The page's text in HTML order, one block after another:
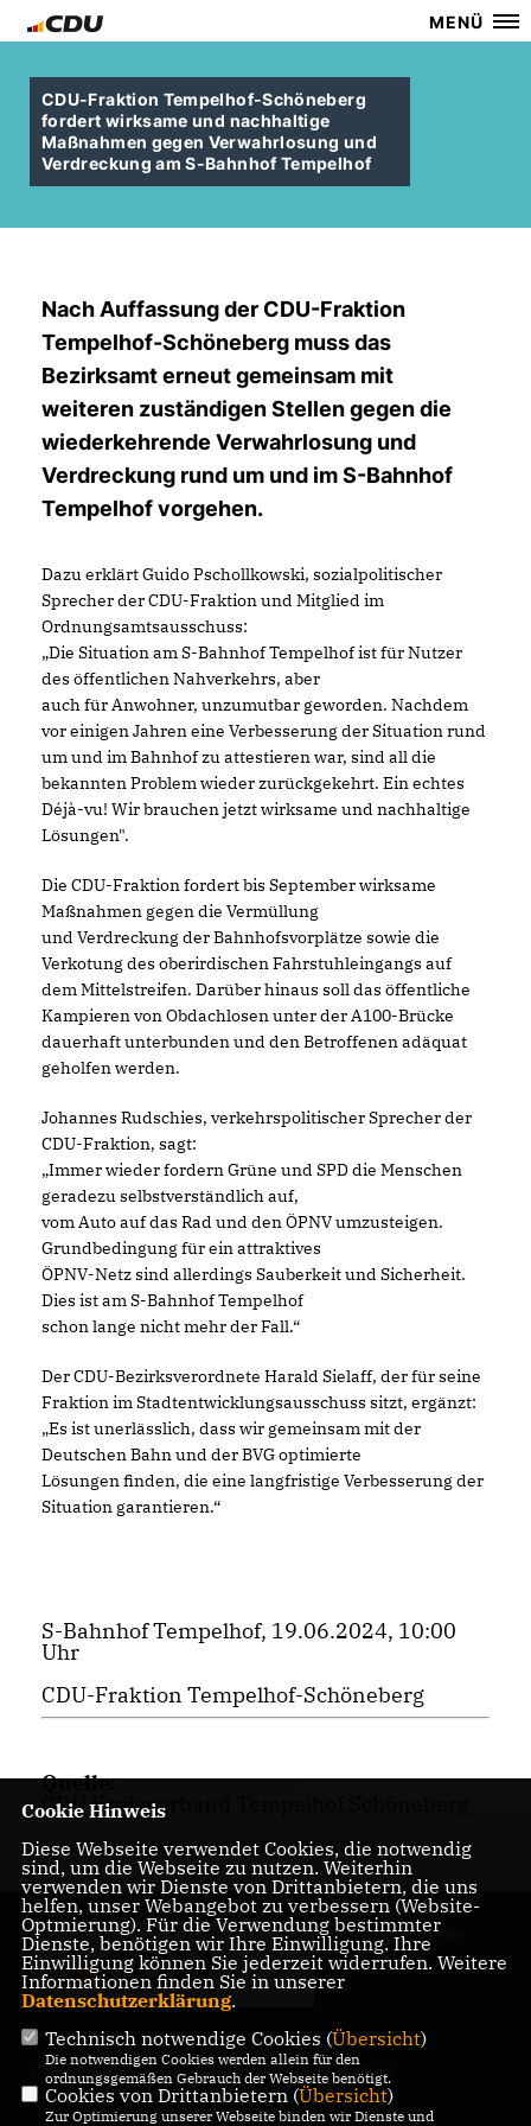
MENÜ
CDU-Fraktion Tempelhof-Schöneberg
fordert wirksame und nachhaltige
Maßnahmen gegen Verwahrlosung und
Verdreckung am S-Bahnhof Tempelhof
Nach Auffassung der CDU-Fraktion
Tempelhof-Schöneberg muss das
Bezirksamt erneut gemeinsam mit
weiteren zuständigen Stellen gegen die
wiederkehrende Verwahrlosung und
Verdreckung rund um und im S-Bahnhof
Tempelhof vorgehen.
Dazu erklärt Guido Pschollkowski, sozialpolitischer
Sprecher der CDU-Fraktion und Mitglied im
Ordnungsamtsausschuss:
Die Situation am S-Bahnhof Tempelhof ist für Nutzer
des öffentlichen Nahverkehrs, aber
auch für Anwohner, unzumutbar geworden. Nachdem
vor einigen Jahren eine Verbesserung der Situation rund
um und im Bahnhof zu attestieren war, sind all die
bekannten Problem wieder zurückgekehrt. Ein echtes
Déjà-vu! Wir brauchen jetzt wirksame und nachhaltige
Lösungen".
Die CDU-Fraktion fordert bis September wirksame
Maßnahmen gegen die Vermüllung
und Verdreckung der Bahnhofsvorplätze sowie die
Verkotung des oberirdischen Fahrstuhleingangs auf
dem Mittelstreifen. Darüber hinaus soll das öffentliche
Kampieren von Obdachlosen unter der A100-Brücke
dauerhaft unterbunden und den Betroffenen adäquat
geholfen werden.
Johannes Rudschies, verkehrspolitischer Sprecher der
CDU-Fraktion, sagt:
Immer wieder fordern Grüne und SPD die Menschen
geradezu selbstverständlich auf,
vom Auto auf das Rad und den ÖPNV umzusteigen.
Grundbedingung für ein attraktives
ÖPNV-Netz sind allerdings Sauberkeit und Sicherheit.
Dies ist am S-Bahnhof Tempelhof
schon lange nicht mehr der Fall.“
Der CDU-Bezirksverordnete Harald Sielaff, der für seine
Fraktion im Stadtentwicklungsausschuss sitzt, ergänzt:
Es ist unerlässlich, dass wir gemeinsam mit der
Deutschen Bahn und der BVG optimierte
Lösungen finden, die eine langfristige Verbesserung der
Situation garantieren.“
S-Bahnhof Tempelhof, 19.06.2024, 10:00
Uhr
CDU-Fraktion Tempelhof-Schöneberg
Quelle:
CDU Kreisverband Tempelhof Schöneberg
GESUNDHEIT,SOZIALES,VERKEHR
Internetseite der
CDU Friedenau
IMPRESSUM DATENSCHUTZ KONTAKT
Cookie Hinweis
Diese Webseite verwendet Cookies, die notwendig
sind, um die Webseite zu nutzen. Weiterhin
verwenden wir Dienste von Drittanbietern, die uns
helfen, unser Webangebot zu verbessern (Website-
Optmierung). Für die Verwendung bestimmter
Dienste, benötigen wir Ihre Einwilligung. Ihre
Einwilligung können Sie jederzeit widerrufen. Weitere
Informationen finden Sie in unserer
Datenschutzerklärung.
Technisch notwendige Cookies (Übersicht)
Die notwendigen Cookies werden allein für den
ordnungsgemäßen Gebrauch der Webseite benötigt.
Cookies von Drittanbietern (Übersicht)
Zur Optimierung unserer Webseite binden wir Dienste und